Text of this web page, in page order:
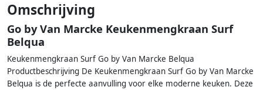
Omschrijving
Go by Van Marcke Keukenmengkraan Surf
Belqua
Keukenmengkraan Surf Go by Van Marcke Belqua
Productbeschrijving De Keukenmengkraan Surf Go by Van Marcke
Belqua is de perfecte aanvulling voor elke moderne keuken. Deze